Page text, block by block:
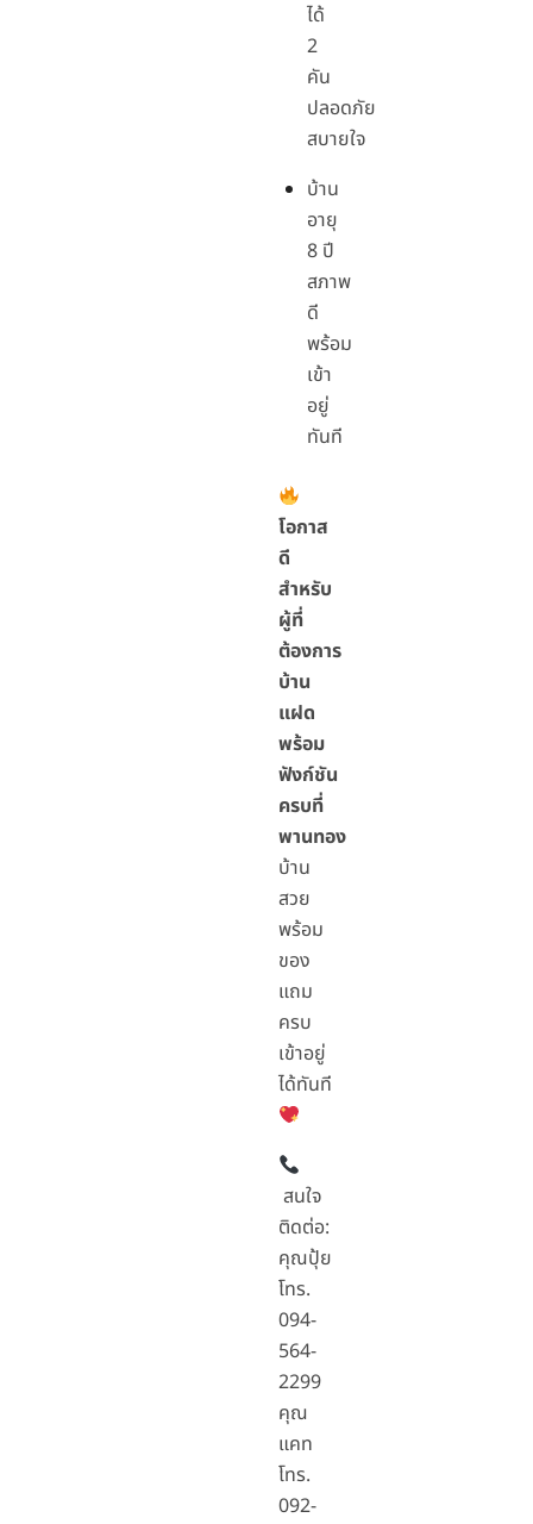
ได้
2
คัน
ปลอดภัย
สบายใจ
บ้าน
อายุ
8 ปี
สภาพ
ดี
พร้อม
เข้า
อยู่
ทันที
โอกาส
ดี
สำหรับ
ผู้ที่
ต้องการ
บ้าน
แฝด
พร้อม
ฟังก์ชัน
ครบที่
พานทอง
บ้าน
สวย
พร้อม
ของ
แถม
ครบ
เข้าอยู่
ได้ทันที
สนใจ
ติดต่อ:
คุณปุ้ย
โทร.
094-
564-
2299
คุณ
แคท
โทร.
092-